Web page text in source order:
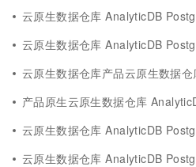
云原生数据仓库 AnalyticDB
云原生数据仓库 AnalyticDB
云原生数据仓库产品云原生数据仓
产品原生云原生数据仓库
云原生数据仓库 AnalyticDB
云原生数据仓库 AnalyticDB